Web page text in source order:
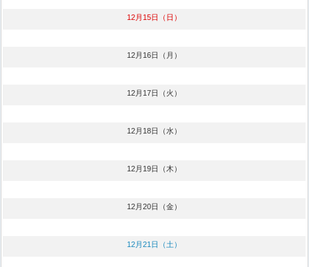
12月15日（日）
12月16日（月）
12月17日（火）
12月18日（水）
12月19日（木）
12月20日（金）
12月21日（土）